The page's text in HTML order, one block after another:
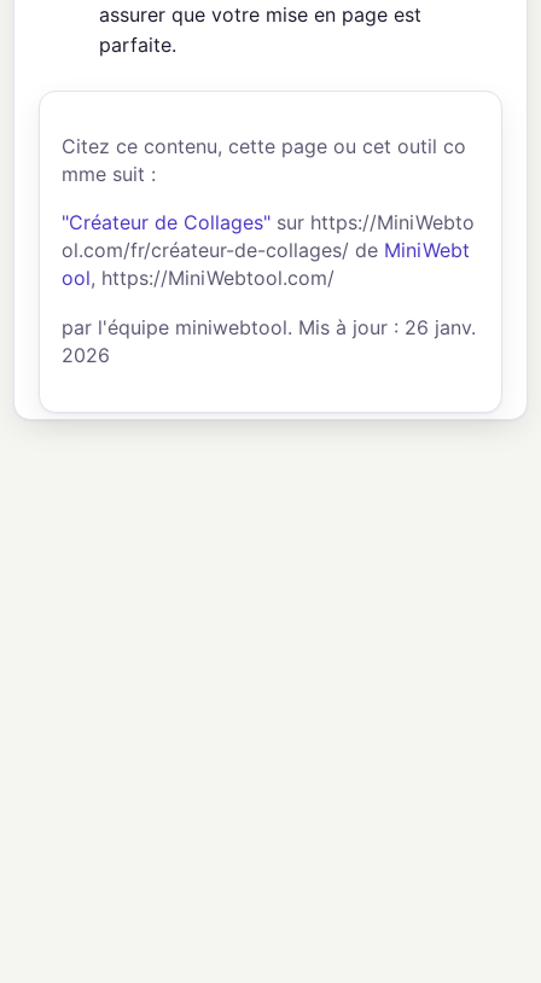
assurer que votre mise en page est
parfaite.
Citez ce contenu, cette page ou cet outil co
mme suit :
"Créateur de Collages" sur https://MiniWebto
ol.com/fr/créateur-de-collages/ de MiniWebt
ool, https://MiniWebtool.com/
par l'équipe miniwebtool. Mis à jour : 26 janv.
2026